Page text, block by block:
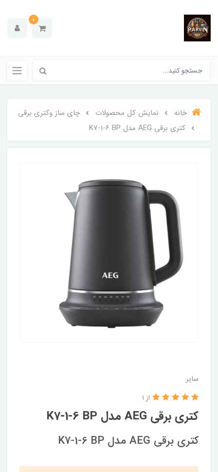
0
خانه نمایش کل محصولات
چای ساز وکتری برقی
کتری برقی AEG مدل K7-1-6 BP
سایر
کتری برقی AEG مدل K7-1-6 BP
از 1
کتری برقی AEG مدل K7-1-6 BP